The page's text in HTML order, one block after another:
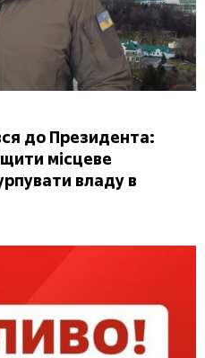
до Президента:
місцеве
владу в